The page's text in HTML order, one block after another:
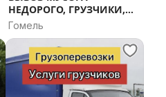
НЕДОРОГО, ГРУЗЧИКИ,
ГРУЗОПЕРЕВОЗКИ,
Гомель